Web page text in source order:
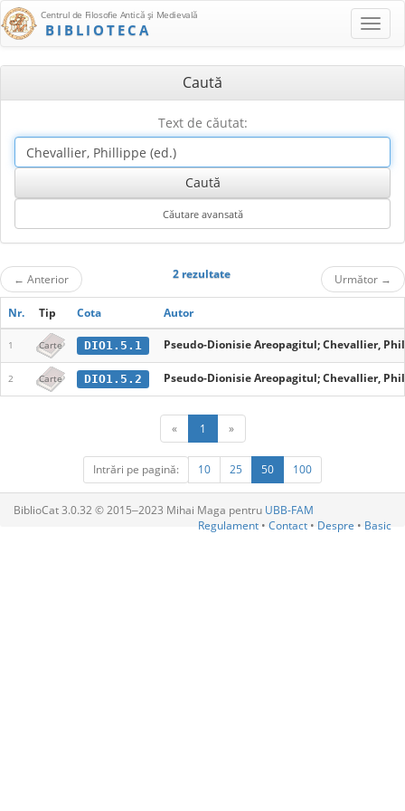
Centrul de Filosofie Antică şi Medievală
BIBLIOTECA
Caută
Text de căutat:
← Anterior 2 rezultate Următor →
Nr. Tip Cota Autor
1 Carte DIO1.5.1 Pseudo-Dionisie Areopagitul; Chevallier,
2 Carte DIO1.5.2 Pseudo-Dionisie Areopagitul; Chevallier,
« 1 »
Intrări pe pagină: 10 25 50 100
BiblioCat 3.0.32 © 2015‒2023 Mihai Maga pentru UBB-FAM
Regulament • Contact • Despre • Basic